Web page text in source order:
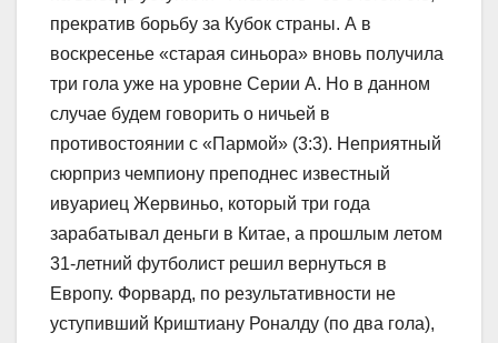
прекратив борьбу за Кубок страны. А в
воскресенье «старая синьора» вновь получила
три гола уже на уровне Серии А. Но в данном
случае будем говорить о ничьей в
противостоянии с «Пармой» (3:3). Неприятный
сюрприз чемпиону преподнес известный
ивуариец Жервиньо, который три года
зарабатывал деньги в Китае, а прошлым летом
31-летний футболист решил вернуться в
Европу. Форвард, по результативности не
уступивший Криштиану Роналду (по два гола),